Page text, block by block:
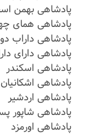
پادشاهی بهمن
پادشاهی همای
پادشاهی داراب
پادشاهی دارای
پادشاهی اسکندر
پادشاهی اشکانیان
پادشاهی اردشیر
پادشاهی شاپور
پادشاهی اورمزد